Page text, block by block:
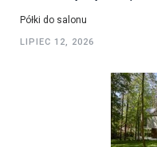
Półki do salonu
LIPIEC 12, 2026